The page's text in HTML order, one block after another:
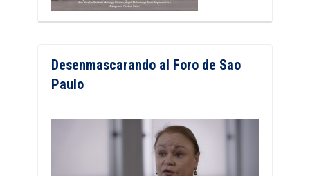
Desenmascarando al Foro de Sao
Paulo